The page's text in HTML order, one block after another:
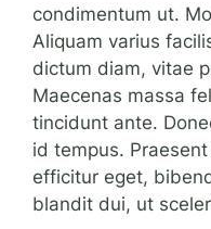
condimentum ut.
Aliquam varius
dictum diam, vitae
Maecenas massa
tincidunt ante.
id tempus.
efficitur eget,
blandit dui, ut